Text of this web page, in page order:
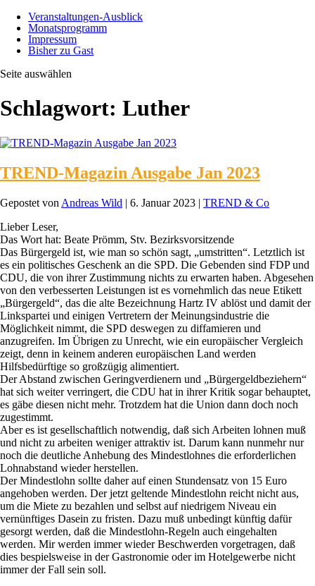
Veranstaltungen-Ausblick
Monatsprogramm
Impressum
Bisher zu Gast
Seite auswählen
Schlagwort: Luther
TREND-Magazin Ausgabe Jan 2023
Gepostet von Andreas Wild | 6. Januar 2023 | TREND & Co
Lieber Leser,
Das Wort hat: Beate Prömm, Stv. Bezirksvorsitzende
Das Bürgergeld ist, wie man so schön sagt, „umstritten“. Letztlich ist
es ein politisches Geschenk an die SPD. Die Gebenden sind FDP und
CDU, die von ihrer Zustimmung nichts zu erwarten haben. Abgesehen
von den verbesserten Leistungen ist es vornehmlich das neue Etikett
„Bürgergeld“, das die alte Bezeichnung Hartz IV ablöst und damit der
Linkspartei und einigen Vertretern der Meinungsindustrie die
Möglichkeit nimmt, die SPD deswegen zu diffamieren und
anzugreifen. Im Übrigen zu Unrecht, wie ein europäischer Vergleich
zeigt, denn in keinem anderen europäischen Land werden
Hilfsbedürftige so großzügig alimentiert.
Der Abstand zwischen Geringverdienern und „Bürgergeldbeziehern“
hat sich weiter verringert, die CDU hat in ihrer Kritik sogar behauptet,
es gäbe diesen nicht mehr. Trotzdem hat die Union dann doch noch
zugestimmt.
Aber es ist gesellschaftlich notwendig, daß sich Arbeiten lohnen muß
und nicht zu arbeiten weniger attraktiv ist. Darum kann nunmehr nur
noch die deutliche Anhebung des Mindestlohnes die erforderlichen
Lohnabstand wieder herstellen.
Der Mindestlohn sollte daher auf einen Stundensatz von 15 Euro
angehoben werden. Der jetzt geltende Mindestlohn reicht nicht aus,
um die Miete zu bezahlen und selbst auf niedrigem Niveau ein
vernünftiges Dasein zu fristen. Dazu muß unbedingt künftig dafür
gesorgt werden, daß die Mindestlohn-Regeln auch eingehalten
werden. Mir werden immer wieder Beschwerden vorgetragen, daß
dies bespielsweise in der Gastronomie oder im Hotelgewerbe nicht
immer der Fall sein soll.